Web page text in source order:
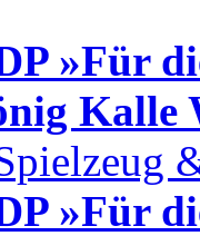
»Für
Kalle
»Für